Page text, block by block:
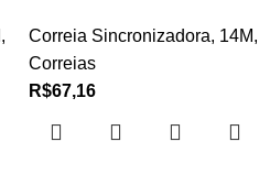
,
Correia Sincronizadora, 14M,
Correias
R$67,16